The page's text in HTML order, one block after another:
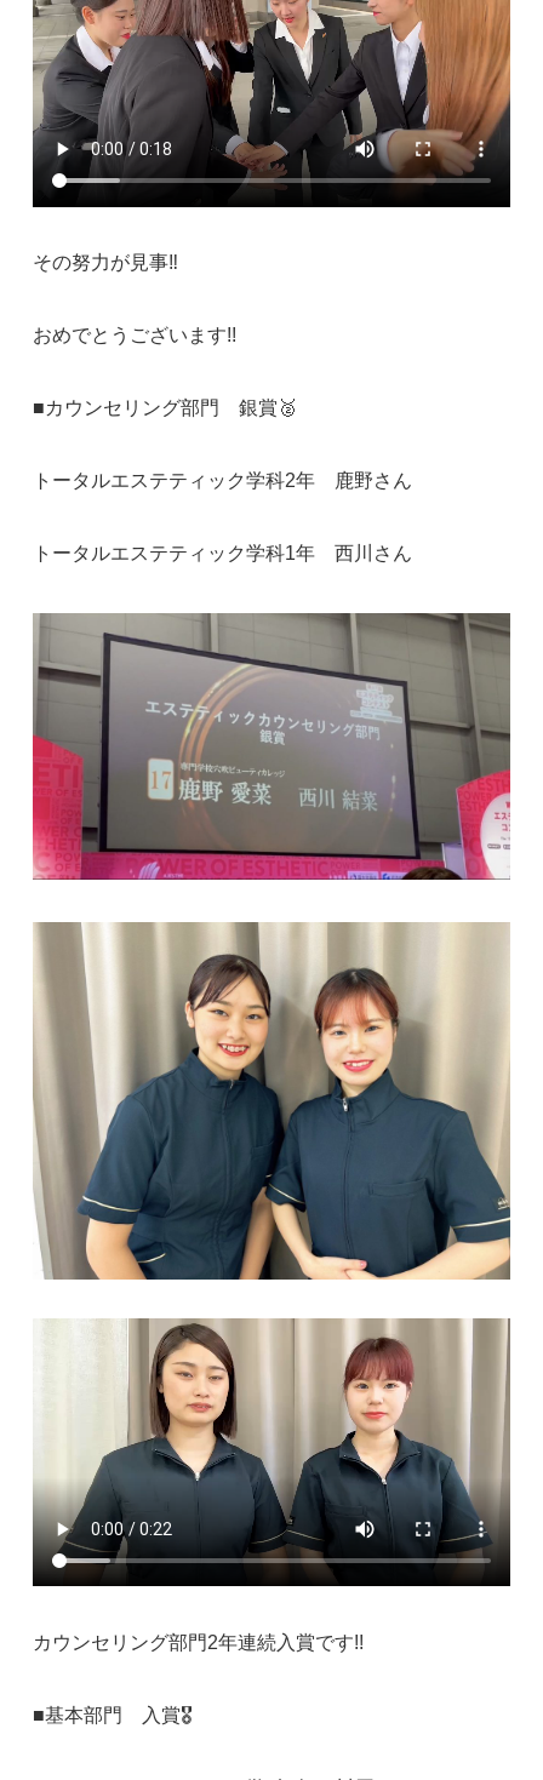
その努力が見事‼︎
おめでとうございます!!
■カウンセリング部門 銀賞🥈
トータルエステティック学科2年 鹿野さん
トータルエステティック学科1年 西川さん
カウンセリング部門2年連続入賞です!!
■基本部門 入賞🎖